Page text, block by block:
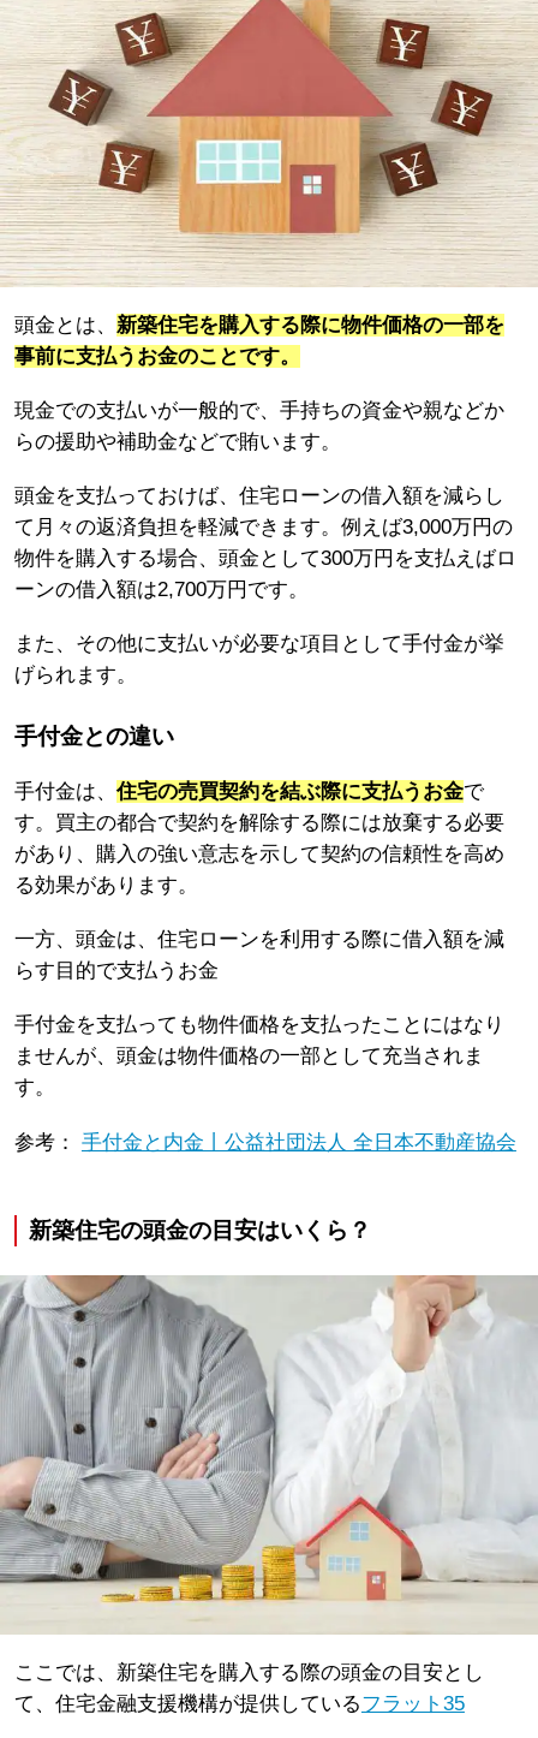
頭金とは、 新築住宅を購入する際に物件価格の一部を
事前に支払うお金のことです。
現金での支払いが一般的で、手持ちの資金や親などか
らの援助や補助金などで賄います。
頭金を支払っておけば、住宅ローンの借入額を減らし
て月々の返済負担を軽減できます。例えば3,000万円の
物件を購入する場合、頭金として300万円を支払えばロ
ーンの借入額は2,700万円です。
また、その他に支払いが必要な項目として手付金が挙
げられます。
手付金との違い
手付金は、住宅の売買契約を結ぶ際に支払うお金で
す。買主の都合で契約を解除する際には放棄する必要
があり、購入の強い意志を示して契約の信頼性を高め
る効果があります。
一方、頭金は、住宅ローンを利用する際に借入額を減
らす目的で支払うお金
手付金を支払っても物件価格を支払ったことにはなり
ませんが、頭金は物件価格の一部として充当されま
す。
参考： 手付金と内金丨公益社団法人 全日本不動産協会
新築住宅の頭金の目安はいくら？
ここでは、新築住宅を購入する際の頭金の目安とし
て、住宅金融支援機構が提供しているフラット35